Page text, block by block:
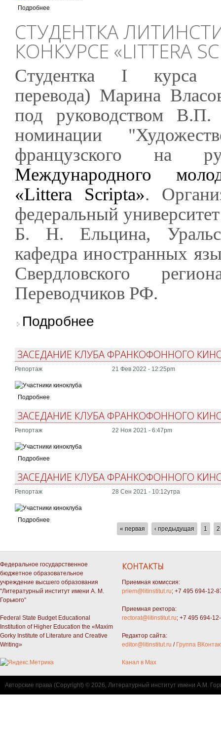
Подробнее
СТУДЕНТКА
КОНКУРСЕ «LITTERA
Студентка I курса
перевода) Марина
под руководством
номинации
французского на
Международного
«Littera Scripta».
федеральный
Б. Н. Ельцина,
кафедра иностранных
Свердловского
Переводчиков РФ.
Подробнее
ЗАСЕДАНИЕ КЛУБА ФРАНКОФОННОГО КИНО:
Репортаж 21 Фев 2022 - 12:25pm
Подробнее
ЗАСЕДАНИЕ КЛУБА ФРАНКОФОННОГО
Репортаж 22 Ноя 2021 - 6:47pm
Подробнее
ЗАСЕДАНИЕ КЛУБА ФРАНКОФОННОГО
Репортаж 28 Сен 2021 - 10:12утра
Подробнее
« первая ‹ предыдущая 1 2
Федеральное государственное
бюджетное образовательное
учреждение высшего образования
"Литературный институт имени А. М.
Горького"
Federal State Budget Educational
Institution of Higher Education the «Maxim
Gorky Institute of Literature and Creative
Writing»
КОНТАКТЫ
Приемная комиссия:
priem@litinstitut.ru; +7 495 694-12-
Приемная ректора:
rectorat@litinstitut.ru; +7 495 694-
Редактор сайта:
editor@litinstitut.ru / Группа
Канал в Max
Авторские права (Copyright) © 2026, Литературный институт имени А.М.